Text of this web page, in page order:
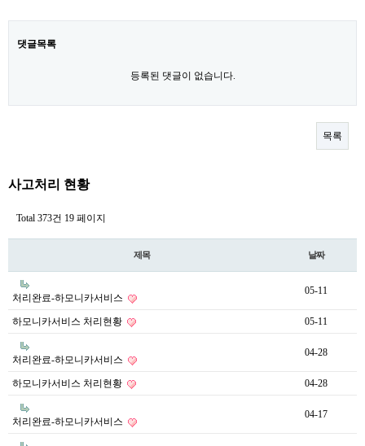
댓글목록
등록된 댓글이 없습니다.
목록
사고처리 현황
Total 373건 19 페이지
제목 날짜
처리완료-하모니카서비스
05-11
하모니카서비스 처리현황 05-11
처리완료-하모니카서비스
04-28
하모니카서비스 처리현황 04-28
처리완료-하모니카서비스
04-17